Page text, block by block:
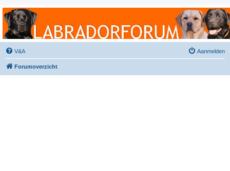
Labradorforum
Het gezelligste Labradorforum van Nederland en België!
V&A Aanmelden
Forumoverzicht